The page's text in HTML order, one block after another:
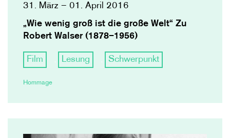
31. März – 01. April 2016
„Wie wenig groß ist die große Welt“ Zu
Robert Walser (1878–1956)
Film Lesung Schwerpunkt
Hommage